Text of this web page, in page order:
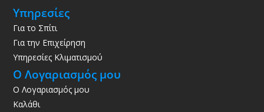
Υπηρεσίες
Για το Σπίτι
Για την Επιχείρηση
Υπηρεσίες Κλιματισμού
Ο Λογαριασμός μου
Ο Λογαριασμός μου
Καλάθι